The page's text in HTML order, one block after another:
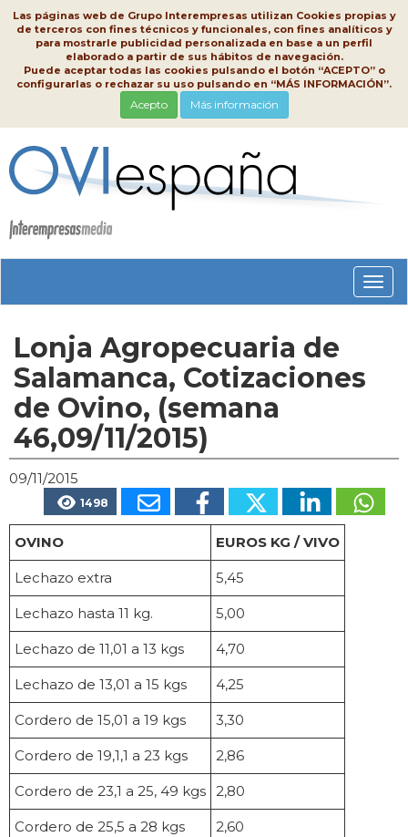
Las páginas web de Grupo Interempresas utilizan Cookies propias y
de terceros con fines técnicos y funcionales, con fines analíticos y
para mostrarle publicidad personalizada en base a un perfil
elaborado a partir de sus hábitos de navegación.
Puede aceptar todas las cookies pulsando el botón “ACEPTO” o
configurarlas o rechazar su uso pulsando en “MÁS INFORMACIÓN”.
Acepto Más información
Lonja Agropecuaria de
Salamanca, Cotizaciones
de Ovino, (semana
46,09/11/2015)
09/11/2015
1498
OVINO EUROS KG / VIVO
Lechazo extra 5,45
Lechazo hasta 11 kg. 5,00
Lechazo de 11,01 a 13 kgs 4,70
Lechazo de 13,01 a 15 kgs 4,25
Cordero de 15,01 a 19 kgs 3,30
Cordero de 19,1,1 a 23 kgs 2,86
Cordero de 23,1 a 25, 49 kgs 2,80
Cordero de 25,5 a 28 kgs 2,60